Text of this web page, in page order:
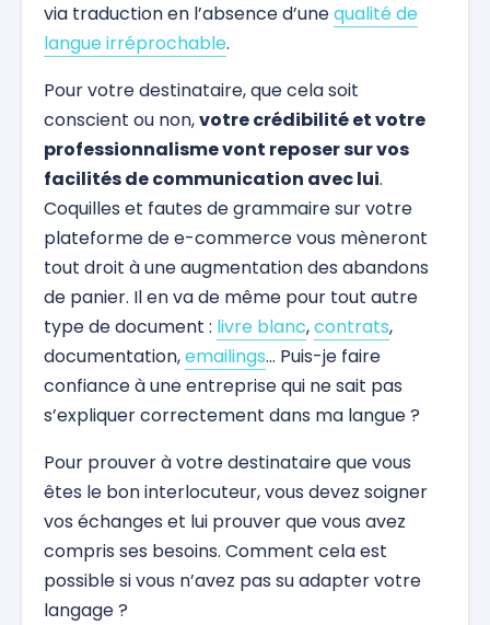
via traduction en l’absence d’unequalité de
langue irréprochable.
Pour votre destinataire, que cela soit
conscient ou non,votre crédibilité et votre
professionnalisme vont reposer sur vos
facilités de communication avec lui.
Coquilles et fautes de grammaire sur votre
plateforme de e-commerce vous mèneront
tout droit à une augmentation des abandons
de panier. Il en va de même pour tout autre
type de document : livre blanc,contrats,
documentation,emailings… Puis-je faire
confiance à une entreprise qui ne sait pas
s’expliquer correctement dans ma langue ?
Pour prouver à votre destinataire que vous
êtes le bon interlocuteur, vous devez soigner
vos échanges et lui prouver que vous avez
compris ses besoins. Comment cela est
possible si vous n’avez pas su adapter votre
langage ?